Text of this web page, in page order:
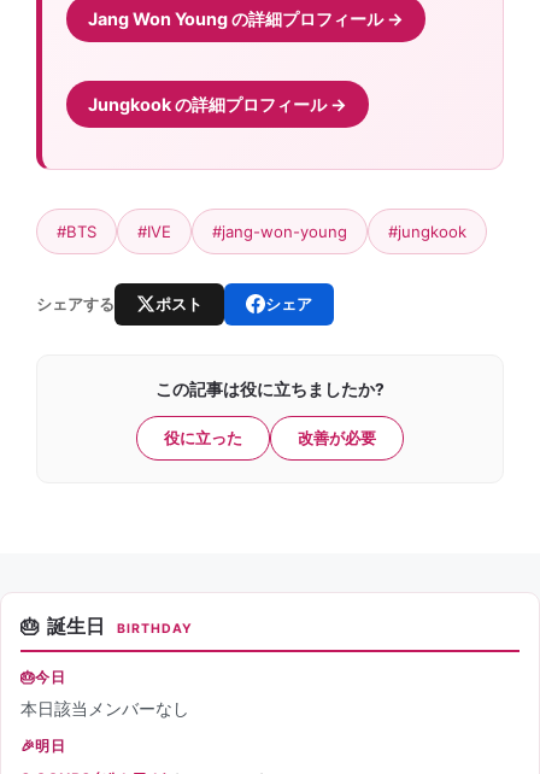
Jang Won Young の詳細プロフィール
Jungkook の詳細プロフィール
#BTS #IVE #jang-won-young #jungkook
シェアする ポスト シェア
この記事は役に立ちましたか?
役に立った 改善が必要
誕生日 BIRTHDAY
今日
本日該当メンバーなし
明日